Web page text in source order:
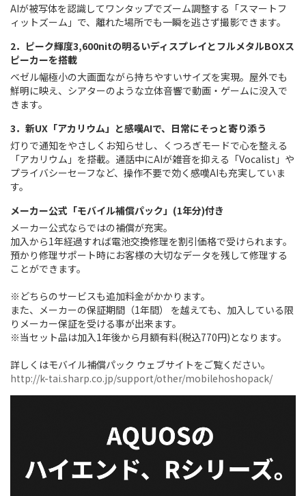
AIが被写体を認識してワンタップでズーム調整する「スマートフ
ィットズーム」で、離れた場所でも一瞬を逃さず撮影できます。
2．ピーク輝度3,600nitの明るいディスプレイとフルメタルBOXス
ピーカーを搭載
ベゼル幅極小の大画面ながら持ちやすいサイズを実現。屋外でも
鮮明に映え、シアターのような立体音響で動画・ゲームに没入で
きます。
3．新UX「アカリウム」と感嘆AIで、日常にそっと寄り添う
灯りで通知をやさしくお知らせし、くつろぎモードで心を整える
「アカリウム」を搭載。通話中にAIが雑音を抑える「Vocalist」や
プライバシーセーフなど、操作不要で効く感嘆AIも充実していま
す。
メーカー公式「モバイル補償パック」(1年分)付き
メーカー公式ならではの補償が充実。
加入から1年経過すれば電池交換修理を割引価格で受けられます。
預かり修理サポート時にお客様の大切なデータを残して修理する
ことができます。
※どちらのサービスも追加料金がかかります。
また、メーカーの保証期間（1年間） を越えても、加入している限
りメーカー保証を受ける事が出来ます。
※当セット品は加入1年後から月額有料(税込770円)となります。
詳しくはモバイル補償パック ウェブサイトをご覧ください。
http://k-tai.sharp.co.jp/support/other/mobilehoshopack/